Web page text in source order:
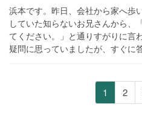
浜本です。昨日、会社から家へ歩
していた知らないお兄さんから、
てください。」と通りすがりに言
疑問に思っていましたが、すぐ
ペ
ー
1
ペ
ー
2